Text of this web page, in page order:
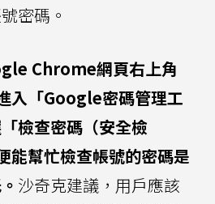
密碼。
Chrome網頁右上角
入「Google密碼管理工
檢查密碼（安全檢
能幫忙檢查帳號的密碼是
沙奇克建議，用戶應該